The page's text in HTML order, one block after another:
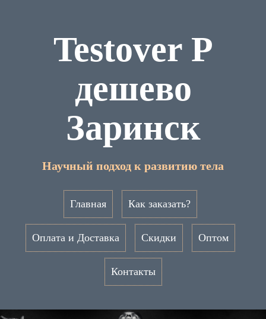
Testover P
дешево
Заринск
Научный подход к развитию тела
Главная Как заказать?
Оплата и Доставка Скидки Оптом
Контакты